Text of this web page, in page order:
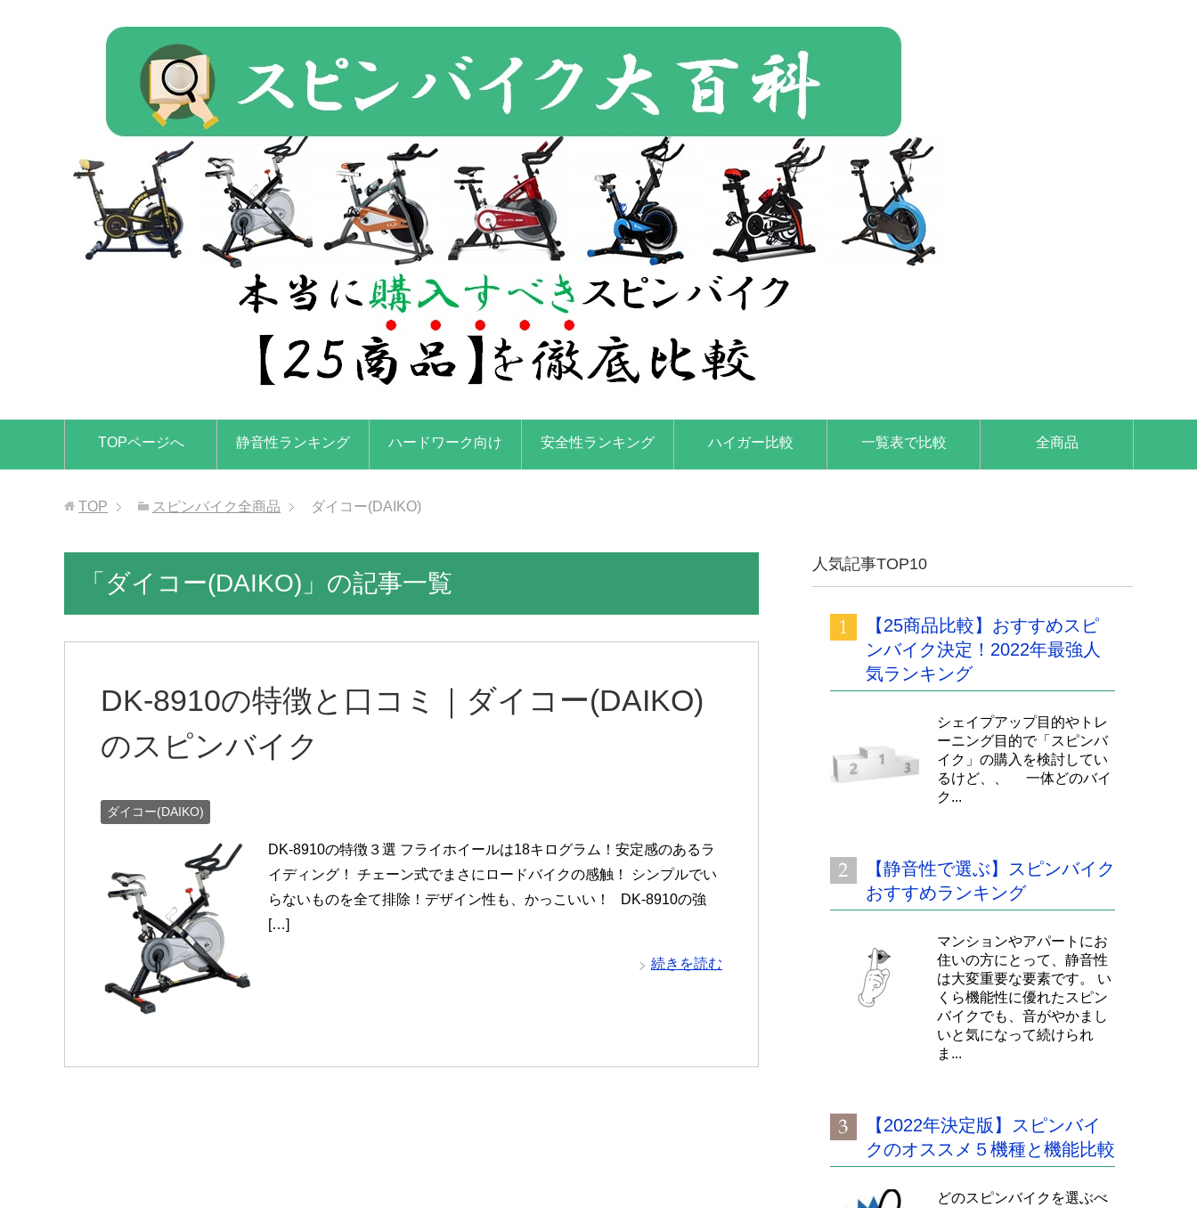
TOPページへ 静音性ランキング ハードワーク向け 安全性ランキング ハイガー比較 一覧表で比較 全商品
TOP スピンバイク全商品 ダイコー(DAIKO)
「ダイコー(DAIKO)」の記事一覧
DK-8910の特徴と口コミ｜ダイコー(DAIKO)
のスピンバイク
ダイコー(DAIKO)
DK-8910の特徴３選 フライホイールは18キログラム！安定感のあるラ
イディング！ チェーン式でまさにロードバイクの感触！ シンプルでい
らないものを全て排除！デザイン性も、かっこいい！ DK-8910の強
[…]
続きを読む
人気記事TOP10
【25商品比較】おすすめスピ
ンバイク決定！2022年最強人
気ランキング
シェイプアップ目的やトレ
ーニング目的で「スピンバ
イク」の購入を検討してい
るけど、、 一体どのバイ
ク...
【静音性で選ぶ】スピンバイク
おすすめランキング
マンションやアパートにお
住いの方にとって、静音性
は大変重要な要素です。 い
くら機能性に優れたスピン
バイクでも、音がやかまし
いと気になって続けられ
ま...
【2022年決定版】スピンバイ
クのオススメ５機種と機能比較
どのスピンバイクを選ぶべ